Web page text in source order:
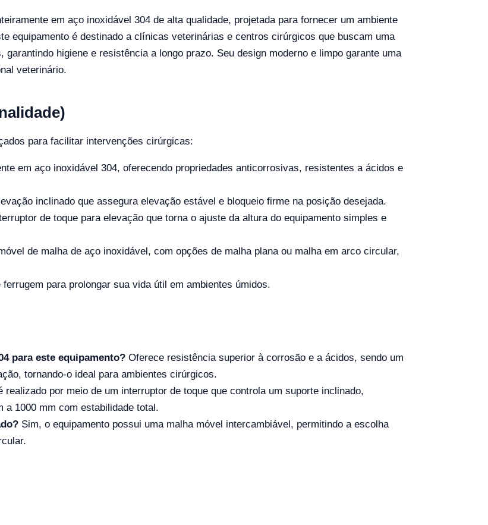
em aço inoxidável 304 de alta qualidade, projetada para fornecer um ambiente
equipamento é destinado a clínicas veterinárias e centros cirúrgicos que buscam uma
higiene e resistência a longo prazo. Seu design moderno e limpo garante uma
veterinário.
para facilitar intervenções cirúrgicas:
em aço inoxidável 304, oferecendo propriedades anticorrosivas, resistentes a ácidos e
inclinado que assegura elevação estável e bloqueio firme na posição desejada.
de toque para elevação que torna o ajuste da altura do equipamento simples e
de malha de aço inoxidável, com opções de malha plana ou malha em arco circular,
para prolongar sua vida útil em ambientes úmidos.
para este equipamento? Oferece resistência superior à corrosão e a ácidos, sendo um
tornando-o ideal para ambientes cirúrgicos.
realizado por meio de um interruptor de toque que controla um suporte inclinado,
a 1000 mm com estabilidade total.
Sim, o equipamento possui uma malha móvel intercambiável, permitindo a escolha